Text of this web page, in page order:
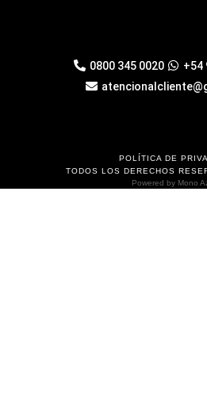
0800 345 0020
+54
POLÍTICA DE
TODOS LOS DERECHOS
Powered by Mono